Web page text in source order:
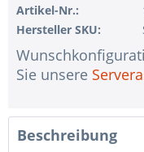
Artikel-Nr.:
Hersteller SKU:
Sie unsere
Beschreibung